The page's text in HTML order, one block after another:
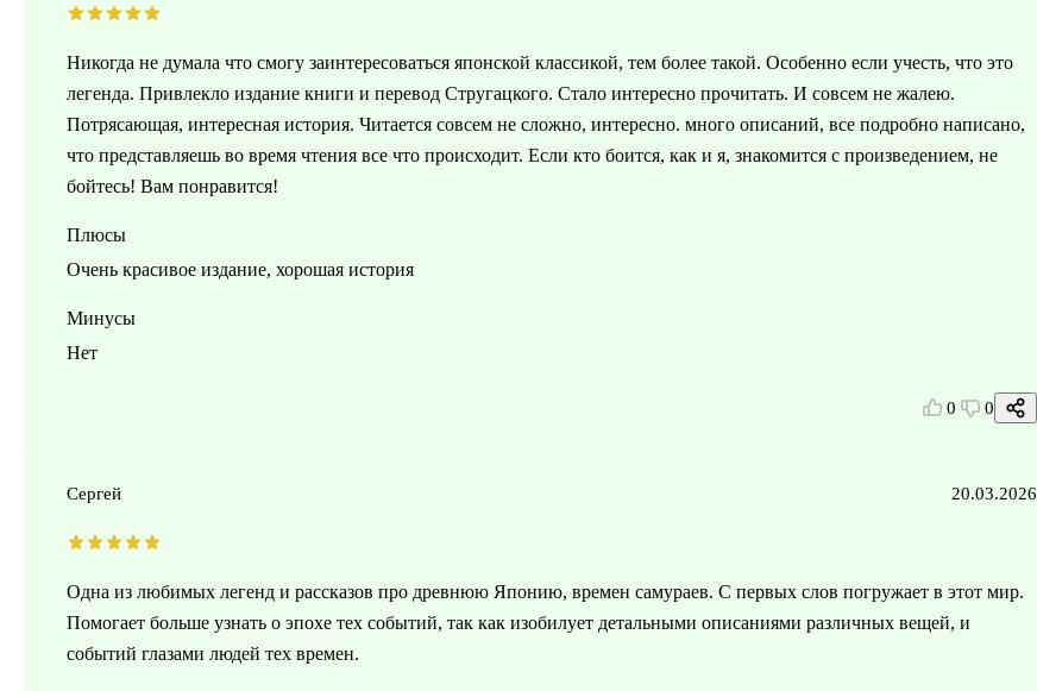
Никогда не думала что смогу заинтересоваться японской классикой, тем более такой. Особенно если учесть, что это
легенда. Привлекло издание книги и перевод Стругацкого. Стало интересно прочитать. И совсем не жалею.
Потрясающая, интересная история. Читается совсем не сложно, интересно. много описаний, все подробно написано,
что представляешь во время чтения все что происходит. Если кто боится, как и я, знакомится с произведением, не
бойтесь! Вам понравится!
Плюсы
Очень красивое издание, хорошая история
Минусы
Нет
0 0
Сергей 20.03.2026
Одна из любимых легенд и рассказов про древнюю Японию, времен самураев. С первых слов погружает в этот мир.
Помогает больше узнать о эпохе тех событий, так как изобилует детальными описаниями различных вещей, и
событий глазами людей тех времен.